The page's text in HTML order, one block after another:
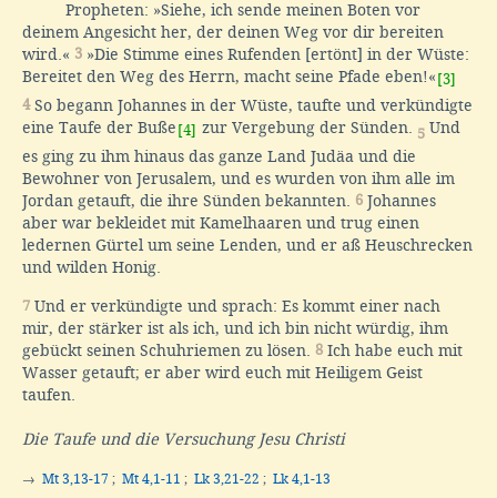
Propheten: »Siehe, ich sende meinen Boten vor
deinem Angesicht her, der deinen Weg vor dir bereiten
wird.« 3 »Die Stimme eines Rufenden [ertönt] in der Wüste:
Bereitet den Weg des Herrn, macht seine Pfade eben!« [3]
4So begann Johannes in der Wüste, taufte und verkündigte
eine Taufe der Buße [4] zur Vergebung der Sünden. 5 Und
es ging zu ihm hinaus das ganze Land Judäa und die
Bewohner von Jerusalem, und es wurden von ihm alle im
Jordan getauft, die ihre Sünden bekannten. 6 Johannes
aber war bekleidet mit Kamelhaaren und trug einen
ledernen Gürtel um seine Lenden, und er aß Heuschrecken
und wilden Honig.
7 Und er verkündigte und sprach: Es kommt einer nach
mir, der stärker ist als ich, und ich bin nicht würdig, ihm
gebückt seinen Schuhriemen zu lösen. 8 Ich habe euch mit
Wasser getauft; er aber wird euch mit Heiligem Geist
taufen.
Die Taufe und die Versuchung Jesu Christi
→ Mt 3,13-17 ; Mt 4,1-11 ; Lk 3,21-22 ; Lk 4,1-13